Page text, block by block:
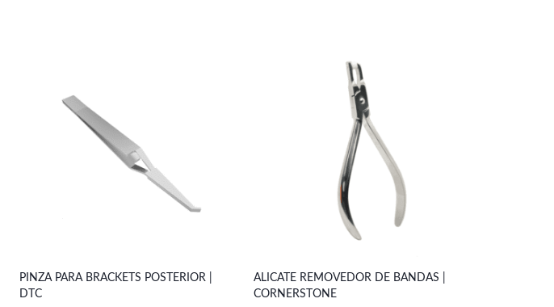
PINZA PARA BRACKETS POSTERIOR |
DTC
ALICATE REMOVEDOR DE BANDAS |
CORNERSTONE